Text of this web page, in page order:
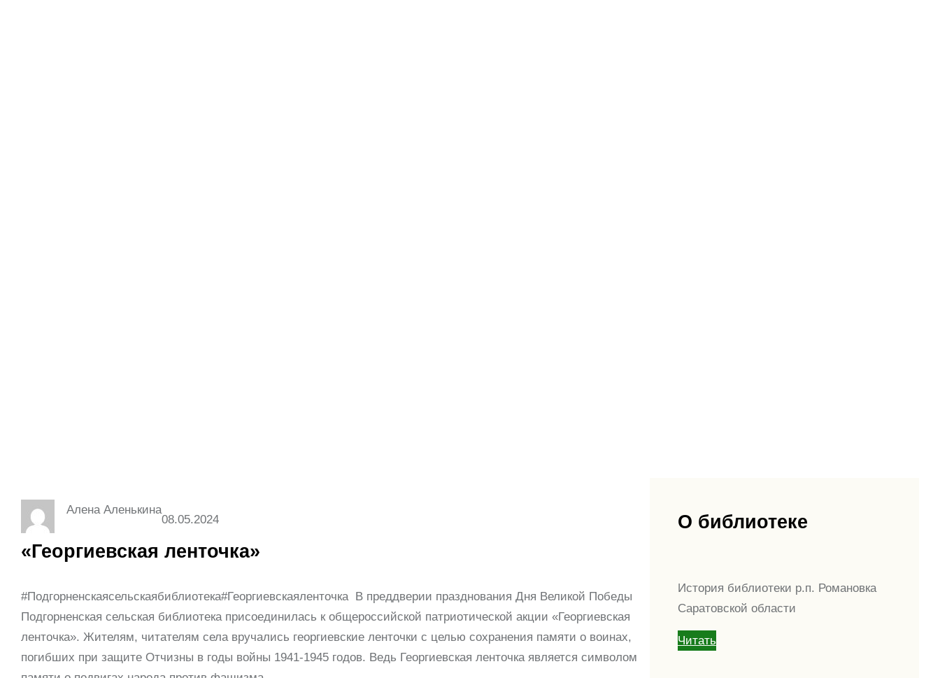
Алена Аленькина
08.05.2024
«Георгиевская ленточка»
#Подгорненскаясельскаябиблиотека#Георгиевскаяленточка В преддверии празднования Дня Великой Победы
Подгорненская сельская библиотека присоединилась к общероссийской патриотической акции «Георгиевская
ленточка». Жителям, читателям села вручались георгиевские ленточки с целью сохранения памяти о воинах,
погибших при защите Отчизны в годы войны 1941-1945 годов. Ведь Георгиевская ленточка является символом
О библиотеке
История библиотеки р.п. Романовка
Саратовской области
Читать